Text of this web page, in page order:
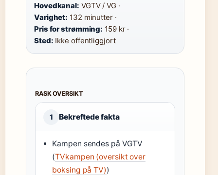
Hovedkanal: VGTV / VG ·
Varighet: 132 minutter ·
Pris for strømming: 159 kr ·
Sted: Ikke offentliggjort
RASK OVERSIKT
1 Bekreftede fakta
Kampen sendes på VGTV
(TVkampen (oversikt over
boksing på TV))